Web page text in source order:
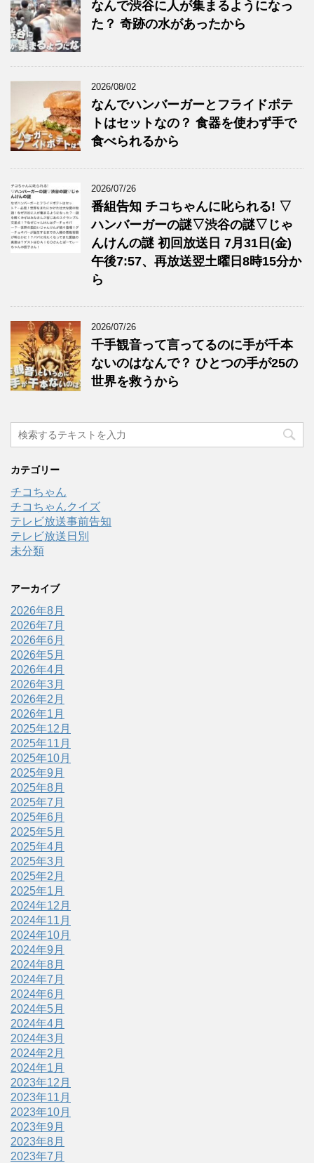
なんで渋谷に人が集まるようになっ
た？ 奇跡の水があったから
2026/08/02
なんでハンバーガーとフライドポテ
トはセットなの？ 食器を使わず手で
食べられるから
2026/07/26
番組告知 チコちゃんに叱られる! ▽
ハンバーガーの謎▽渋谷の謎▽じゃ
んけんの謎 初回放送日 7月31日(金)
午後7:57、再放送翌土曜日8時15分か
ら
2026/07/26
千手観音って言ってるのに手が千本
ないのはなんで？ ひとつの手が25の
世界を救うから
カテゴリー
チコちゃん
チコちゃんクイズ
テレビ放送事前告知
テレビ放送日別
未分類
アーカイブ
2026年8月
2026年7月
2026年6月
2026年5月
2026年4月
2026年3月
2026年2月
2026年1月
2025年12月
2025年11月
2025年10月
2025年9月
2025年8月
2025年7月
2025年6月
2025年5月
2025年4月
2025年3月
2025年2月
2025年1月
2024年12月
2024年11月
2024年10月
2024年9月
2024年8月
2024年7月
2024年6月
2024年5月
2024年4月
2024年3月
2024年2月
2024年1月
2023年12月
2023年11月
2023年10月
2023年9月
2023年8月
2023年7月